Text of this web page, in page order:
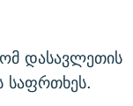
დასავლეთის
საფრთხეს.